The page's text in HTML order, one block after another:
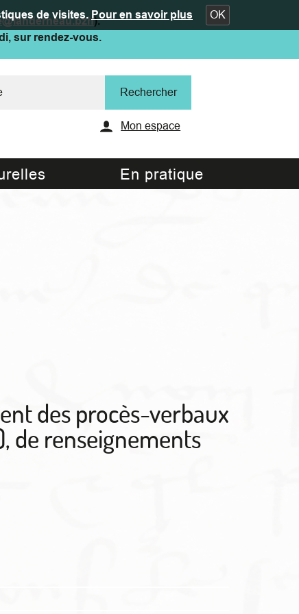
de visites.Pour en savoir plus OK
).
sur rendez-vous.
Mon espace
En pratique
des procès-verbaux
de renseignements